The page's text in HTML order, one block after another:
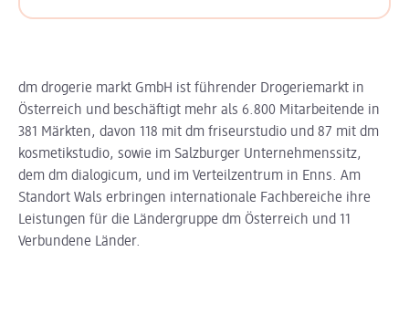
dm drogerie markt GmbH ist führender Drogeriemarkt in
Österreich und beschäftigt mehr als 6.800 Mitarbeitende in
381 Märkten, davon 118 mit dm friseurstudio und 87 mit dm
kosmetikstudio, sowie im Salzburger Unternehmenssitz,
dem dm dialogicum, und im Verteilzentrum in Enns. Am
Standort Wals erbringen internationale Fachbereiche ihre
Leistungen für die Ländergruppe dm Österreich und 11
Verbundene Länder.